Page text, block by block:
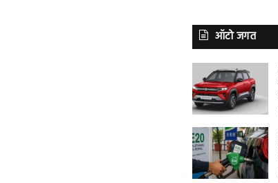
ऑटो जगत